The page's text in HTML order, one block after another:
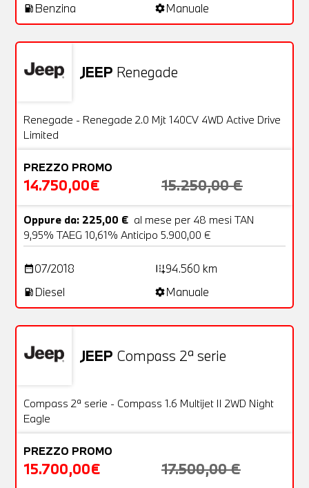
local_gas_station Benzina settingsManuale
JEEP Renegade
OFFERTA
Renegade - Renegade 2.0 Mjt 140CV 4WD Active Drive
Limited
PREZZO PROMO
14.750,00€ 15.250,00 €
Oppure da: 225,00 € al mese per 48 mesi TAN
9,95% TAEG 10,61% Anticipo 5.900,00 €
date_range07/2018 add_road94.560 km
local_gas_station Diesel settingsManuale
JEEP Compass 2ª serie
OFFERTA
Compass 2ª serie - Compass 1.6 Multijet II 2WD Night
Eagle
PREZZO PROMO
15.700,00€ 17.500,00 €